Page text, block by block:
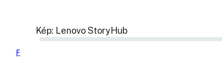
Kép: Lenovo StoryHub
F